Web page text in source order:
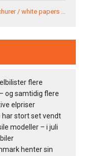
/ white papers …
flere
og samtidig flere
elpriser
har stort set vendt
modeller – i juli
henter sin